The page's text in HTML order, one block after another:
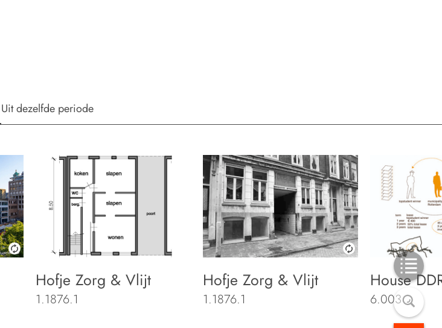
Uit dezelfde periode
Hofje Zorg & Vlijt
1.1876.1
Hofje Zorg & Vlijt
1.1876.1
House
6.003